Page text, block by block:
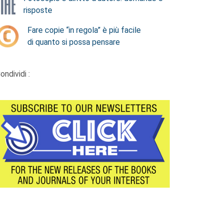
risposte
Fare copie “in regola” è più facile
di quanto si possa pensare
: